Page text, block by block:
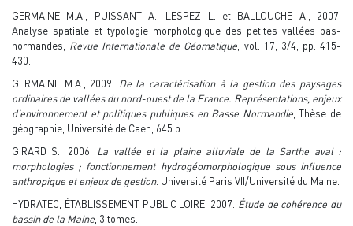
GERMAINE M.A., PUISSANT A., LESPEZ L. et BALLOUCHE A., 2007.
Analyse spatiale et typologie morphologique des petites vallées bas-
normandes, Revue Internationale de Géomatique , vol. 17, 3/4, pp. 415-
430.
GERMAINE M.A., 2009. De la caractérisation à la gestion des paysages
ordinaires de vallées du nord-ouest de la France. Représentations, enjeux
d’environnement et politiques publiques en Basse Normandie, Thèse de
géographie, Université de Caen, 645 p.
GIRARD S., 2006. La vallée et la plaine alluviale de la Sarthe aval :
morphologies ; fonctionnement hydrogéomorphologique sous influence
anthropique et enjeux de gestion. Université Paris VII/Université du Maine.
HYDRATEC, ÉTABLISSEMENT PUBLIC LOIRE, 2007. Étude de cohérence du
bassin de la Maine , 3 tomes.